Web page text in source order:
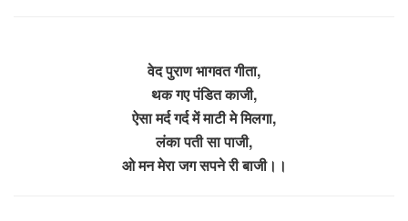
वेद पुराण भागवत गीता,
थक गए पंडित काजी,
ऐसा मर्द गर्द में माटी मे मिलगा,
लंका पती सा पाजी,
ओ मन मेरा जग सपने री बाजी।।